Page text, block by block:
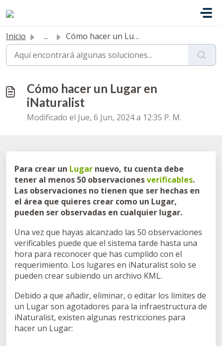
Inicio ... Cómo hacer un Lugar en iNaturalist
Cómo hacer un Lugar en
iNaturalist
Modificado el Jue, 6 Jun, 2024 a 12:35 P. M.
Para crear un Lugar nuevo, tu cuenta debe
tener al menos 50 observacionesverificables.
Las observaciones no tienen que ser hechas en
el área que quieres crear como un Lugar,
pueden ser observadas en cualquier lugar.
Una vez que hayas alcanzado las 50 observaciones
verificables puede que el sistema tarde hasta una
hora para reconocer que has cumplido con el
requerimiento. Los lugares en iNaturalist solo se
pueden crear subiendo un archivo KML.
Debido a que añadir, eliminar, o editar los límites de
un Lugar son agotadores para la infraestructura de
iNaturalist, existen algunas restricciones para
hacer un Lugar: